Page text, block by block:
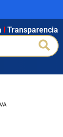
avanzada
Transparencia